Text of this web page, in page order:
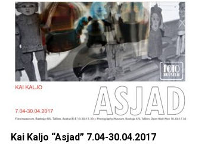
Kai Kaljo “Asjad” 7.04-30.04.2017